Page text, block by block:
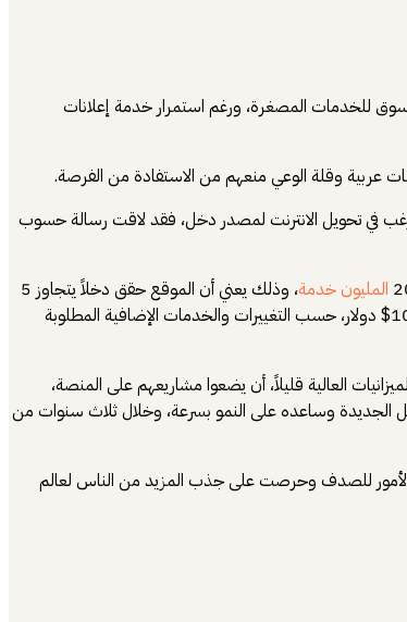
حاجة السوق للخدمات المصغرة، ورغم استمرار خدمة إعلانات
وقلة الوعي منعهم من الاستفادة من الفرصة.
في تحويل الانترنت لمصدر دخل، فقد لاقت رسالة حسوب
المليون خدمة
، وذلك يعني أن الموقع حقق دخلاً يتجاوز 5
مليون دولار على أقل تقدير، لأنه مبني على افتراض أن الناس كانت تشتري الخدمات التي تكلف 5$ دولار فقط. في حين تصل قيمة بعض الخدمات إلى مبالغ تتجاوز 1000$ دولار، حسب التغييرات والخدمات الإضافية المطلوبة
العالية قليلاً، أن يضعوا مشاريعهم على المنصة،
وساعده على النمو بسرعة، وخلال ثلاث سنوات من
الأمور للصدف وحرصت على جذب المزيد من الناس لعالم